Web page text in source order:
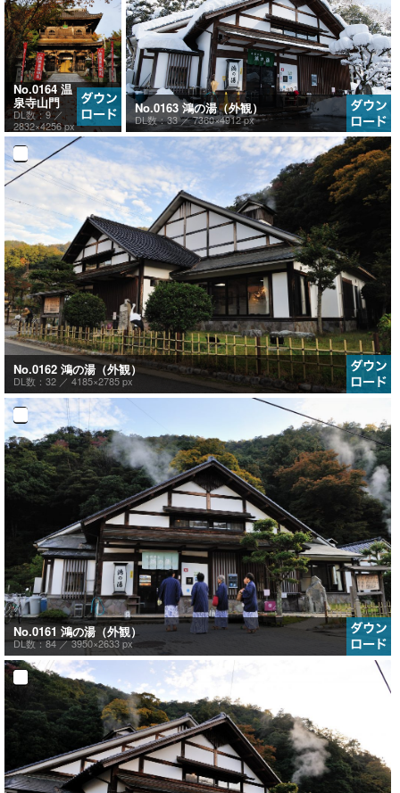
No.0164 温
泉寺山門
DL数：9 ／
2832×4256 px
No.0163 鴻の湯（外観）
DL数：33 ／7360×4912 px
No.0162 鴻の湯（外観）
DL数：32 ／ 4185×2785 px
No.0161 鴻の湯（外観）
DL数：84 ／3950×2633 px